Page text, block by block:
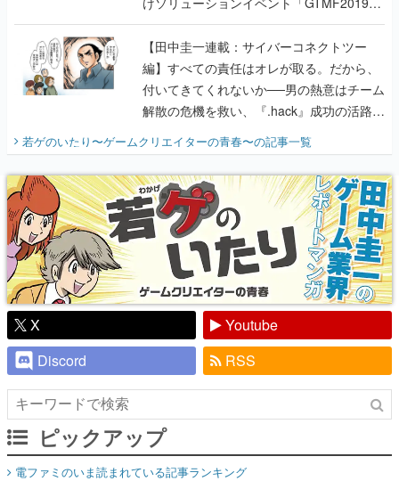
に行って、より理解を深めよう【PR】
【田中圭一連載：サイバーコネクトツー
編】すべての責任はオレが取る。だから、
付いてきてくれないか──男の熱意はチーム
解散の危機を救い、『.hack』成功の活路を
『少年ジャンプ』色だった【若ゲのいた
り】
若ゲのいたり〜ゲームクリエイターの青春〜の記事一覧
X
Youtube
Discord
RSS
ピックアップ
電ファミのいま読まれている記事ランキング